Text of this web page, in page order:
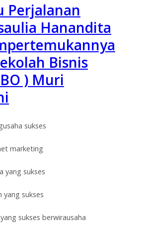
Perjalanan
Hanandita
Bisnis
) Muri
sukses
marketing
yang sukses
yang sukses
sukses berwirausaha